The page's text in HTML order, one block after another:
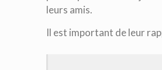
leurs amis.
Il est important de leur